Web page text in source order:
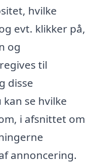
hvilke
evt. klikker på,
og
til
disse
se hvilke
i afsnittet om
annoncering.